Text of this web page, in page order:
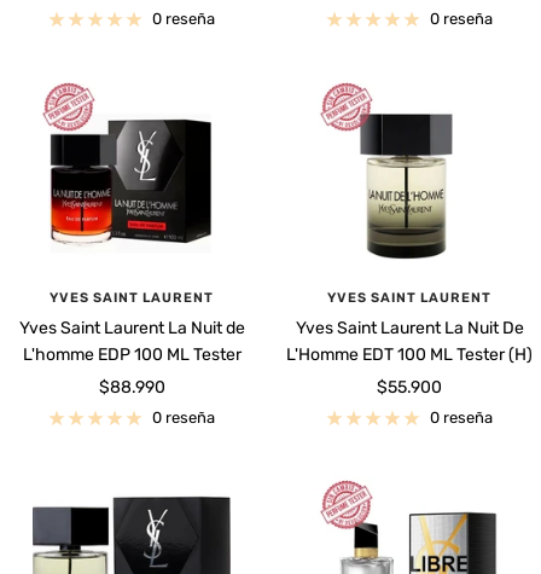
de
0 reseña
de
0 reseña
YVES SAINT LAURENT
Yves Saint Laurent La Nuit de
L'homme EDP 100 ML Tester
Precio
de
$88.990
0 reseña
YVES SAINT LAURENT
Yves Saint Laurent La Nuit De
L'Homme EDT 100 ML Tester (H)
Precio
de
$55.900
0 reseña